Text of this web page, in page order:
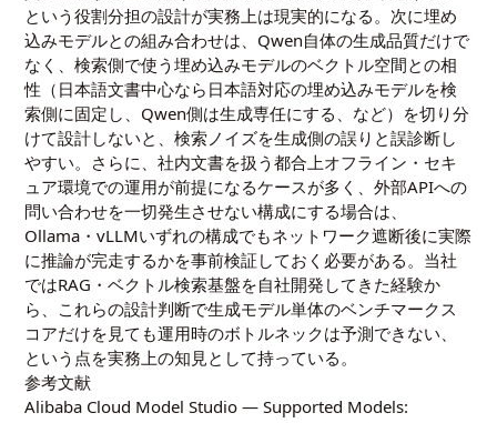
という役割分担の設計が実務上は現実的になる。次に埋め
込みモデルとの組み合わせは、Qwen自体の生成品質だけで
なく、検索側で使う埋め込みモデルのベクトル空間との相
性（日本語文書中心なら日本語対応の埋め込みモデルを検
索側に固定し、Qwen側は生成専任にする、など）を切り分
けて設計しないと、検索ノイズを生成側の誤りと誤診断し
やすい。さらに、社内文書を扱う都合上オフライン・セキ
ュア環境での運用が前提になるケースが多く、外部APIへの
問い合わせを一切発生させない構成にする場合は、
Ollama・vLLMいずれの構成でもネットワーク遮断後に実際
に推論が完走するかを事前検証しておく必要がある。当社
ではRAG・ベクトル検索基盤を自社開発してきた経験か
ら、これらの設計判断で生成モデル単体のベンチマークス
コアだけを見ても運用時のボトルネックは予測できない、
という点を実務上の知見として持っている。
参考文献
Alibaba Cloud Model Studio — Supported Models: